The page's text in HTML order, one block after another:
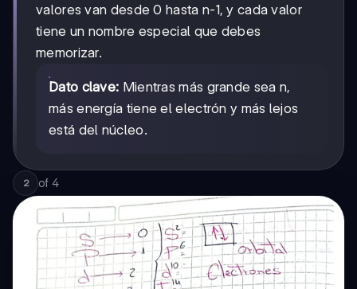
valores van desde 0 hasta n-1, y cada valor
tiene un nombre especial que debes
memorizar.
Dato clave: Mientras más grande sea n,
más energía tiene el electrón y más lejos
está del núcleo.
2 of 4